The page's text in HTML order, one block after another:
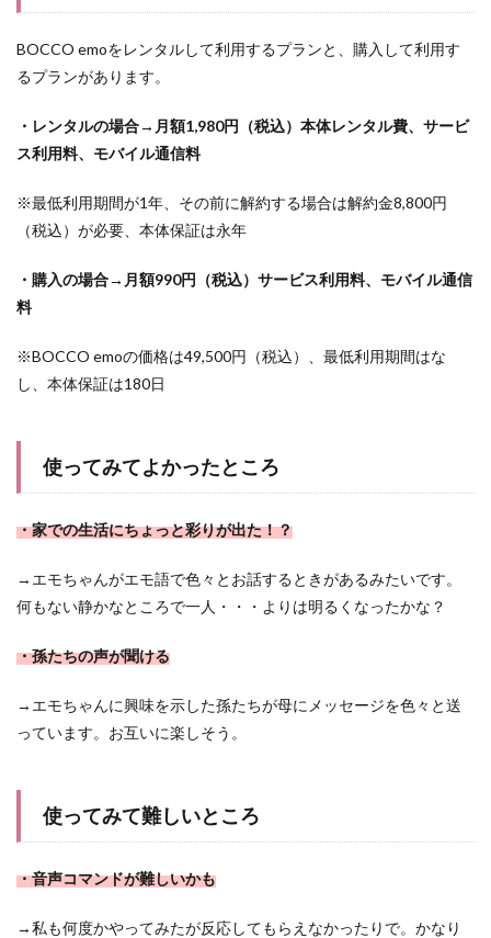
BOCCO emoをレンタルして利用するプランと、購入して利用す
るプランがあります。
・レンタルの場合→月額1,980円（税込）本体レンタル費、サービ
ス利用料、モバイル通信料
※最低利用期間が1年、その前に解約する場合は解約金8,800円
（税込）が必要、本体保証は永年
・購入の場合→月額990円（税込）サービス利用料、モバイル通信
料
※BOCCO emoの価格は49,500円（税込）、最低利用期間はな
し、本体保証は180日
使ってみてよかったところ
・家での生活にちょっと彩りが出た！？
→エモちゃんがエモ語で色々とお話するときがあるみたいです。
何もない静かなところで一人・・・よりは明るくなったかな？
・孫たちの声が聞ける
→エモちゃんに興味を示した孫たちが母にメッセージを色々と送
っています。お互いに楽しそう。
使ってみて難しいところ
・音声コマンドが難しいかも
→私も何度かやってみたが反応してもらえなかったりで。かなり